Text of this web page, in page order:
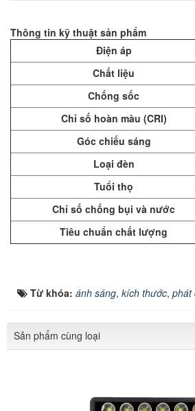
Thông tin kỹ thuật sản phẩm
Điện áp
Chất liệu
Chống sốc
Chỉ số hoàn màu (CRI)
Góc chiếu sáng
Loại đèn
Tuổi thọ
Chỉ số chống bụi và nước
Tiêu chuẩn chất lượng
Từ khóa: ánh sáng, kích thước, phát
Sản phẩm cùng loại